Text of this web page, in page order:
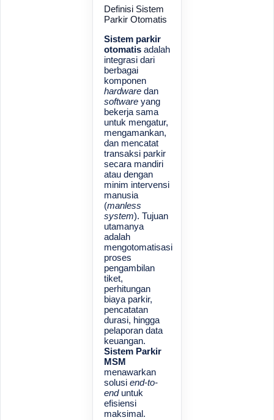
Definisi Sistem
Parkir Otomatis
Sistem parkir
otomatis adalah
integrasi dari
berbagai
komponen
hardware dan
software yang
bekerja sama
untuk mengatur,
mengamankan,
dan mencatat
transaksi parkir
secara mandiri
atau dengan
minim intervensi
manusia
(manless
system). Tujuan
utamanya
adalah
mengotomatisasi
proses
pengambilan
tiket,
perhitungan
biaya parkir,
pencatatan
durasi, hingga
pelaporan data
keuangan.
Sistem Parkir
MSM
menawarkan
solusi end-to-
enduntuk
efisiensi
maksimal.